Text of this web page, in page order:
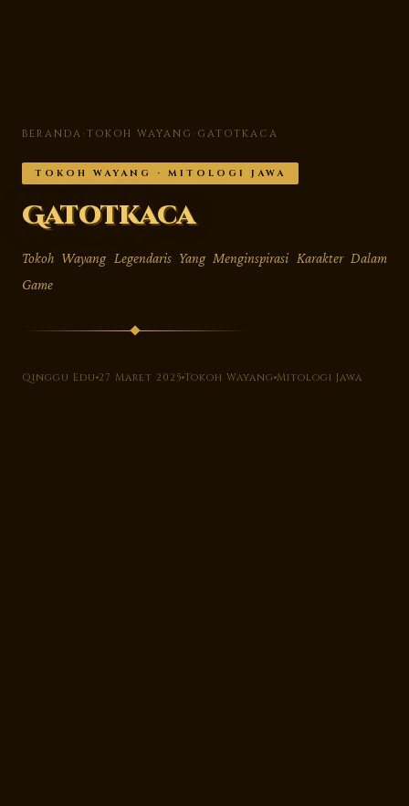
BERANDA ›TOKOH WAYANG › GATOTKACA
TOKOH WAYANG · MITOLOGI JAWA
Gatotkaca
Tokoh Wayang Legendaris Yang Menginspirasi Karakter Dalam
Game
Qinggu Edu 27 Maret 2025 Tokoh Wayang Mitologi Jawa